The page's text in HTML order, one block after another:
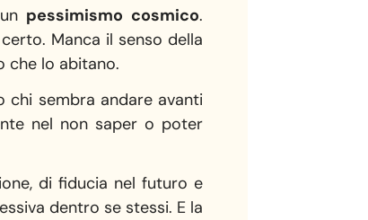
pessimismo cosmico.
Manca il senso della
che lo abitano.
chi sembra andare avanti
nel non saper o poter
di fiducia nel futuro e
dentro se stessi. E la